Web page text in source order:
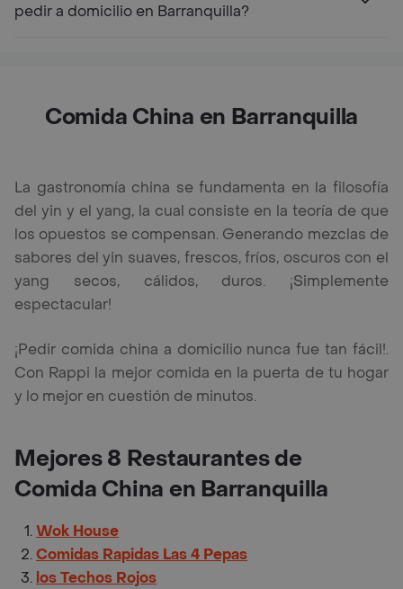
pedir a domicilio en Barranquilla?
Comida China en Barranquilla
La gastronomía china se fundamenta en la filosofía
del yin y el yang, la cual consiste en la teoría de que
los opuestos se compensan. Generando mezclas de
sabores del yin suaves, frescos, fríos, oscuros con el
yang secos, cálidos, duros. ¡Simplemente
espectacular!
¡Pedir comida china a domicilio nunca fue tan fácil!.
Con Rappi la mejor comida en la puerta de tu hogar
y lo mejor en cuestión de minutos.
Mejores 8 Restaurantes de
Comida China en Barranquilla
Wok House
Comidas Rapidas Las 4 Pepas
los Techos Rojos